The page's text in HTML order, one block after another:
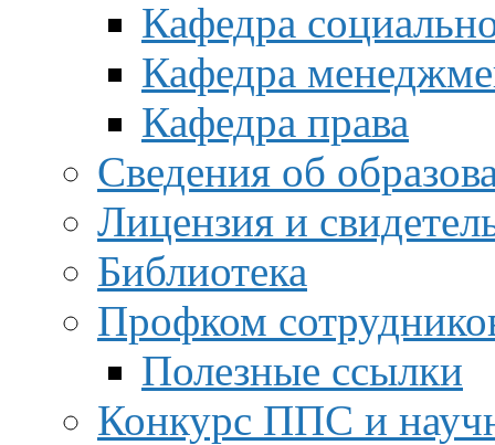
Кафедра
Кафедра
Кафедра права
Сведения об
Лицензия и
Библиотека
Профком
Полезные ссылки
Конкурс ППС и